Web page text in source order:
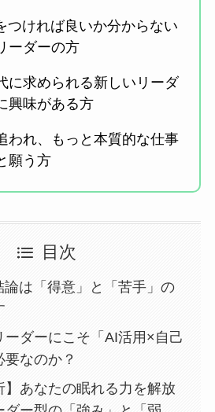
つければ良いか分からない
ーダーの方
に求められる新しいリーダ
興味がある方
われ、もっと本質的な仕事
願う方
目次
論は「得意」と「苦手」の
ーダーにこそ「AI活用×自己
なのか？
】あなたの眠れる力を解放